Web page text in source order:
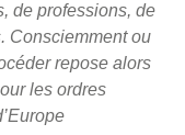
de professions, de
Consciemment ou
repose alors
les ordres